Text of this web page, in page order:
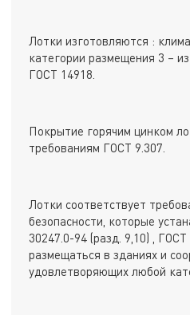
Лотки изготовляются :
категории размещения 3 –
ГОСТ 14918.
Покрытие горячим цинком
требованиям ГОСТ 9.307.
Лотки соответствует
безопасности, которые
30247.0-94 (разд. 9,10) ,
размещаться в зданиях и
удовлетворяющих любой